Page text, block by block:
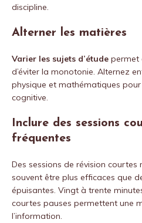
discipline.
Alterner les matières
Varier les sujets d’étude permet
d’éviter la monotonie. Alternez
physique et mathématiques
cognitive.
Inclure des sessions
fréquentes
Des sessions de révision courtes
souvent être plus efficaces que
épuisantes. Vingt à trente
courtes pauses permettent une
l’information.